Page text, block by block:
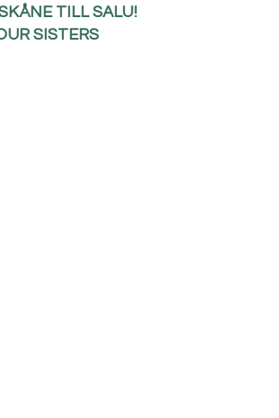
TILL SALU!
SISTERS